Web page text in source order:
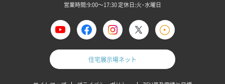
営業時間:9:00～17:30 定休日:火･水曜日
住宅展示場ネット